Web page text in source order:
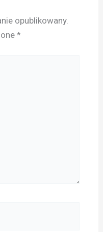
opublikowany.
*